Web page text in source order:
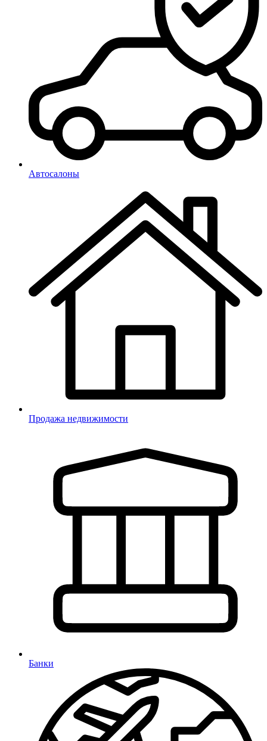
Автосалоны
Продажа недвижимости
Банки